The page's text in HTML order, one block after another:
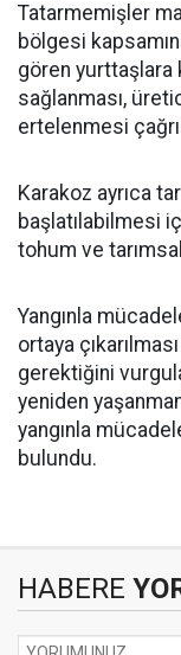
Tatarmemişler
bölgesi
gören yurttaşlara
sağlanması,
ertelenmesi
Karakoz ayrıca
başlatılabilmesi
tohum ve
Yangınla
ortaya
gerektiğini
yeniden
yangınla
bulundu.
HABERE